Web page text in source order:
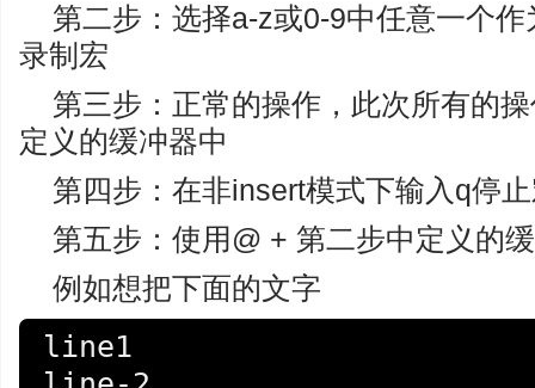
第二步：选择a-z或0-9中任意一个
录制宏
第三步：正常的操作，此次所有的
定义的缓冲器中
第四步：在非insert模式下输入q停
第五步：使用@ + 第二步中定义的
例如想把下面的文字
line1